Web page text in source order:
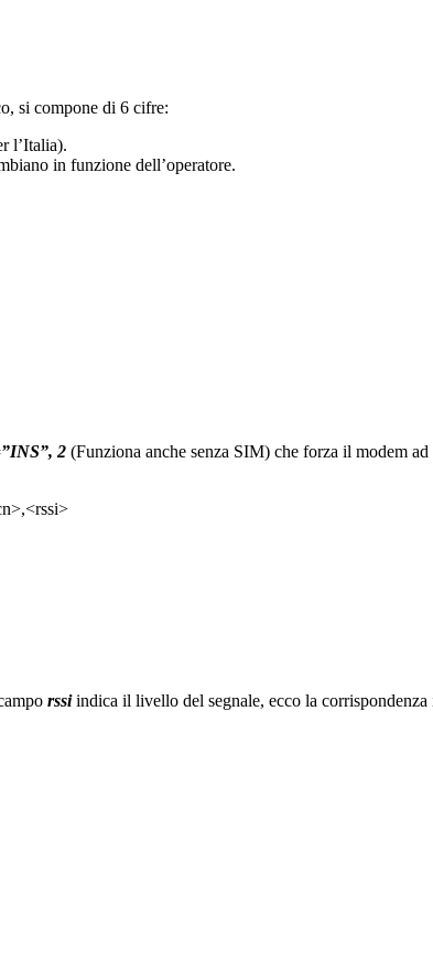
si compone di 6 cifre:
l’Italia).
in funzione dell’operatore.
2 (Funziona anche senza SIM) che forza il modem
rssiindica il livello del segnale, ecco la